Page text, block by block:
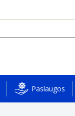
Paslaugos